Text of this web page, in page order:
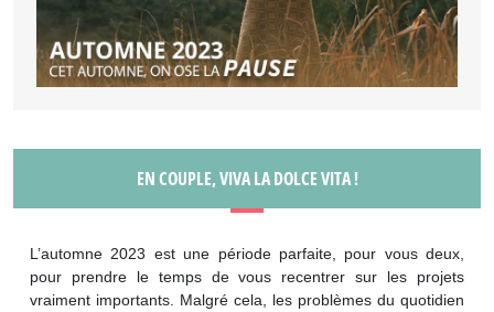
EN COUPLE, VIVA LA DOLCE VITA !
L’automne 2023 est une période parfaite, pour vous deux,
pour prendre le temps de vous recentrer sur les projets
vraiment importants. Malgré cela, les problèmes du quotidien